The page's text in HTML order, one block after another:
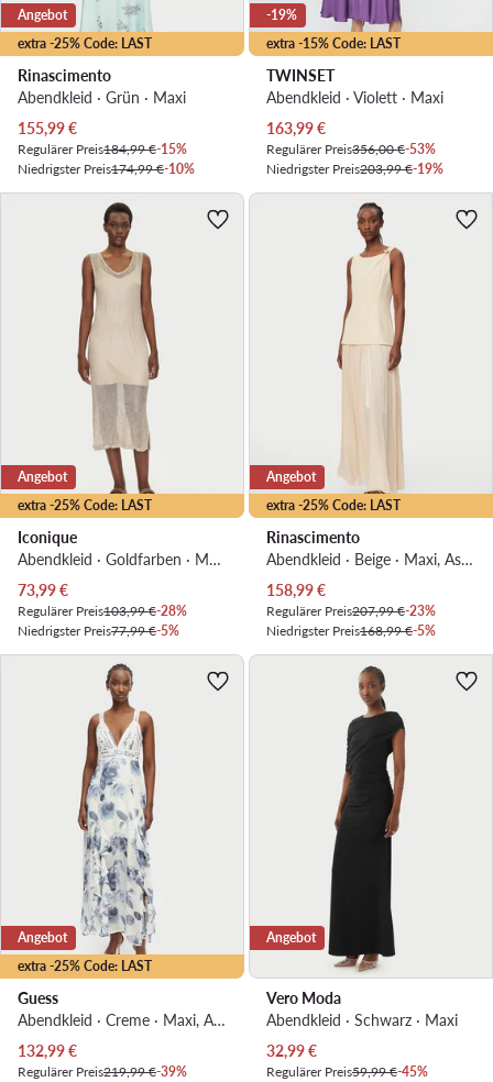
extra -25% Code: LAST
Angebot
Rinascimento
Abendkleid · Grün · Maxi
Aktueller Preis
155,99€
Regulärer Preis184,99 €-15%
Niedrigster Preis174,99 €-10%
extra -15% Code: LAST
-19%
TWINSET
Abendkleid · Violett · Maxi
Aktueller Preis
163,99€
Regulärer Preis356,00 €-53%
Niedrigster Preis203,99 €-19%
extra -25% Code: LAST
Angebot
Iconique
Abendkleid · Goldfarben · Maxi
Aktueller Preis
73,99€
Regulärer Preis103,99 €-28%
Niedrigster Preis77,99 €-5%
extra -25% Code: LAST
Angebot
Rinascimento
Abendkleid · Beige · Maxi, Asymmetrisch
Aktueller Preis
158,99€
Regulärer Preis207,99 €-23%
Niedrigster Preis168,99 €-5%
extra -25% Code: LAST
Angebot
Guess
Abendkleid · Creme · Maxi, Asymmetrisch
Aktueller Preis
132,99€
Regulärer Preis219,99 €-39%
Angebot
Vero Moda
Abendkleid · Schwarz · Maxi
Aktueller Preis
32,99€
Regulärer Preis59,99 €-45%